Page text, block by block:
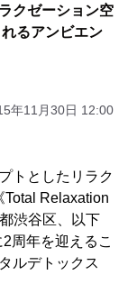
クゼーション空
るアンビエン
年11月30日 12:00
トとしたリラク
Relaxation
渋谷区、以下
周年を迎えるこ
ルデトックス